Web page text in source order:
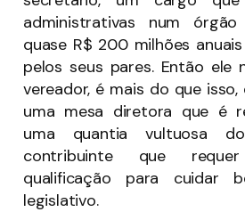
administrativas num
quase R$ 200 milhões
pelos seus pares. Então ele
vereador, é mais do que
uma mesa diretora que é
uma quantia vultuosa
contribuinte que
qualificação para cuidar
legislativo.